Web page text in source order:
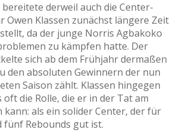
derweil auch die Center-
Owen Klassen zunächst längere Zeit
da der junge Norris Agbakoko
zu kämpfen hatte. Der
sich ab dem Frühjahr dermaßen
den absoluten Gewinnern der nun
Saison zählt. Klassen hingegen
die Rolle, die er in der Tat am
kann: als ein solider Center, der für
fünf Rebounds gut ist.